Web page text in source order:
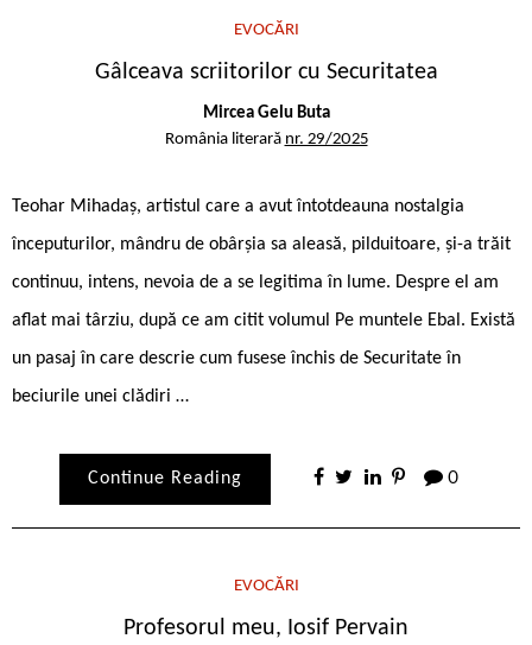
EVOCĂRI
Gâlceava scriitorilor cu Securitatea
Mircea Gelu Buta
România literară nr. 29/2025
Teohar Mihadaș, artistul care a avut întotdeauna nostalgia
începuturilor, mândru de obârșia sa aleasă, pilduitoare, și-a trăit
continuu, intens, nevoia de a se legitima în lume. Despre el am
aflat mai târziu, după ce am citit volumul Pe muntele Ebal. Există
un pasaj în care descrie cum fusese închis de Securitate în
beciurile unei clădiri …
Continue Reading 0
EVOCĂRI
Profesorul meu, Iosif Pervain